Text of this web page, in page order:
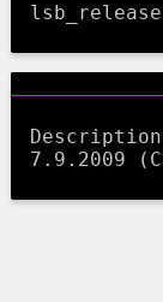
7.9.2009